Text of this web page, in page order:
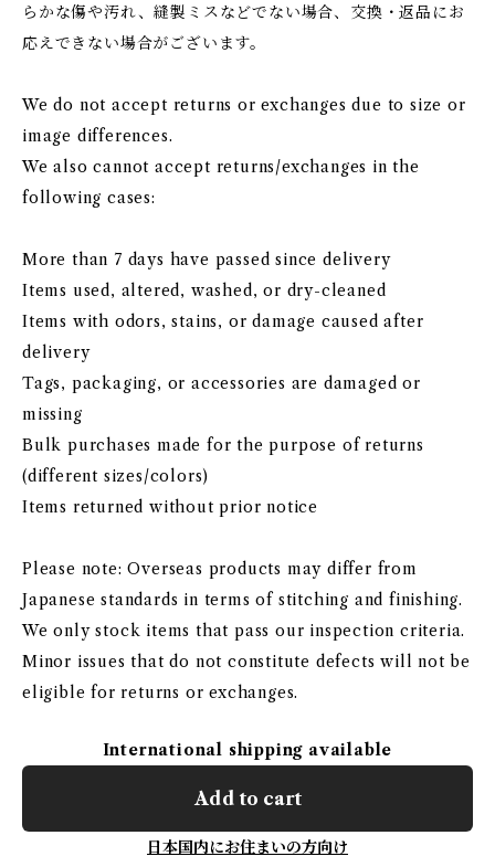
らかな傷や汚れ、縫製ミスなどでない場合、交換・返品にお
応えできない場合がございます。
We do not accept returns or exchanges due to size or
image differences.
We also cannot accept returns/exchanges in the
following cases:
More than 7 days have passed since delivery
Items used, altered, washed, or dry-cleaned
Items with odors, stains, or damage caused after
delivery
Tags, packaging, or accessories are damaged or
missing
Bulk purchases made for the purpose of returns
(different sizes/colors)
Items returned without prior notice
Please note: Overseas products may differ from
Japanese standards in terms of stitching and finishing.
We only stock items that pass our inspection criteria.
Minor issues that do not constitute defects will not be
eligible for returns or exchanges.
International shipping available
Add to cart
日本国内にお住まいの方向け